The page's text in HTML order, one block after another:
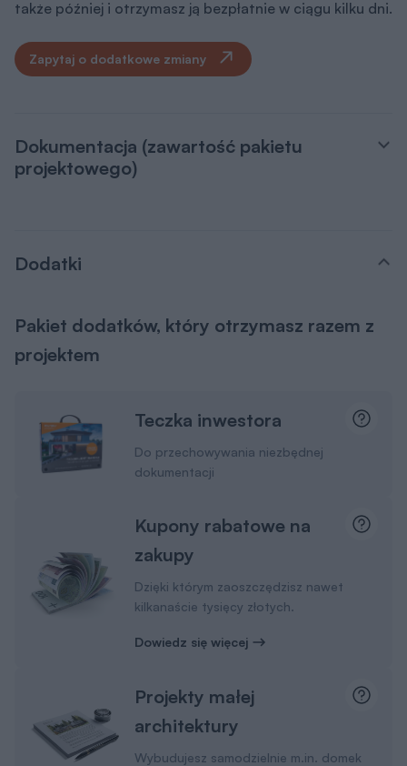
także później i otrzymasz ją bezpłatnie w ciągu kilku dni.
Zapytaj o dodatkowe zmiany
Dokumentacja (zawartość pakietu
projektowego)
Dodatki
Pakiet dodatków, który otrzymasz razem z
projektem
Teczka inwestora
Do przechowywania niezbędnej
dokumentacji
Kupony rabatowe na
zakupy
Dzięki którym zaoszczędzisz nawet
kilkanaście tysięcy złotych.
Dowiedz się więcej
Projekty małej
architektury
Wybudujesz samodzielnie m.in. domek